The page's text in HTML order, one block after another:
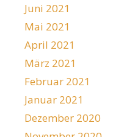
Juni 2021
Mai 2021
April 2021
März 2021
Februar 2021
Januar 2021
Dezember 2020